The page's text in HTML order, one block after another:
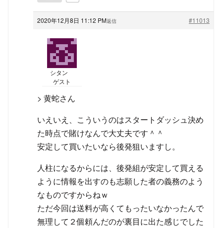
2020年12月8日 11:12 PM #11013
返信
シタン
ゲスト
> 黄蛇さん
いえいえ、こういうのはスタートダッシュ決め
た時点で賭けなんで大丈夫です＾＾
安定して買いたいなら後発狙いますし。
人柱になるからには、後発組が安定して買える
ように情報を出すのも志願した者の義務のよう
なものですからねｗ
ただ今回は送料が高くてもったいなかったんで
無理して２個頼んだのが裏目に出た感じでした